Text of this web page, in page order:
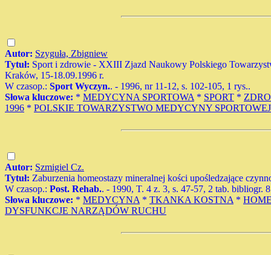
Autor: Szyguła, Zbigniew
Tytuł: Sport i zdrowie - XXIII Zjazd Naukowy Polskiego
Kraków, 15-18.09.1996 r.
W czasop.: Sport Wyczyn.. - 1996, nr 11-12, s. 102-105, 1 rys..
Słowa kluczowe: * MEDYCYNA SPORTOWA * SPORT *
1996 * POLSKIE TOWARZYSTWO MEDYCYNY SPORTOWEJ
Autor: Szmigiel Cz.
Tytuł: Zaburzenia homeostazy mineralnej kości upośledzające
W czasop.: Post. Rehab.. - 1990, T. 4 z. 3, s. 47-57, 2 tab. bibliogr.
Słowa kluczowe: * MEDYCYNA * TKANKA KOSTNA *
DYSFUNKCJE NARZĄDÓW RUCHU